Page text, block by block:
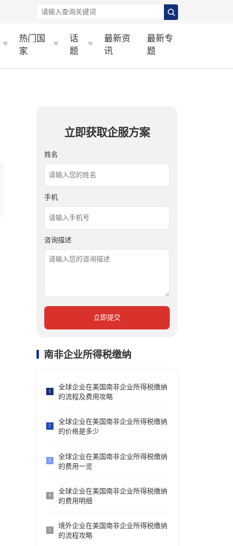
热门国
家
话
题
最新资
讯
最新专
题
立即获取企服方案
姓名
手机
咨询描述
立即提交
南非企业所得税缴纳
1
全球企业在美国南非企业所得税缴纳
的流程及费用攻略
2
全球企业在美国南非企业所得税缴纳
的价格是多少
3
全球企业在美国南非企业所得税缴纳
的费用一览
4
全球企业在美国南非企业所得税缴纳
的费用明细
5
境外企业在美国南非企业所得税缴纳
的流程攻略